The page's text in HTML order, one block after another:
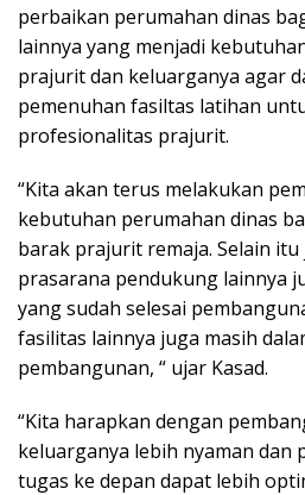
perbaikan perumahan dinas
lainnya yang menjadi
prajurit dan keluarganya agar
pemenuhan fasiltas latihan
profesionalitas prajurit.
“Kita akan terus melakukan
kebutuhan perumahan dinas
barak prajurit remaja. Selain itu
prasarana pendukung lainnya
yang sudah selesai
fasilitas lainnya juga masih
pembangunan, “ ujar Kasad.
“Kita harapkan dengan
keluarganya lebih nyaman dan
tugas ke depan dapat lebih